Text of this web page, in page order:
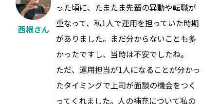
西根さん
った頃に、たまたま先輩の異動や転職が
重なって、私1人で運用を担っていた時期
がありました。まだ分からないことも多
かったですし、当時は不安でしたね。
ただ、運用担当が1人になることが分かっ
たタイミングで上司が面談の機会をつく
ってくれました。人の補充について私の